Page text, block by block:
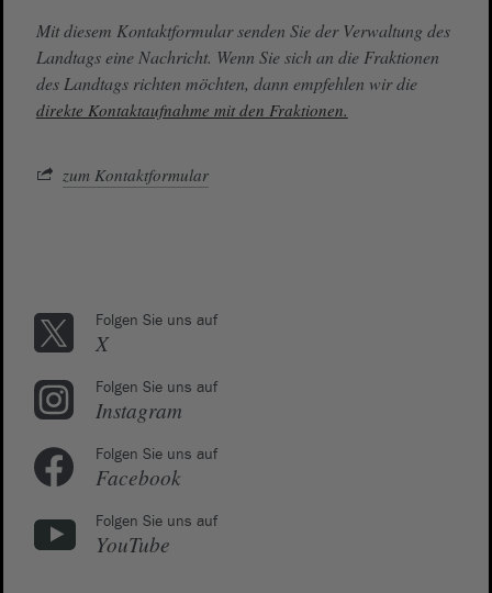
Mit diesem Kontaktformular senden Sie der Verwaltung des
Landtags eine Nachricht. Wenn Sie sich an die Fraktionen
des Landtags richten möchten, dann empfehlen wir die
direkte Kontaktaufnahme mit den Fraktionen.
zum Kontaktformular
Folgen Sie uns auf
X
Folgen Sie uns auf
Instagram
Folgen Sie uns auf
Facebook
Folgen Sie uns auf
YouTube